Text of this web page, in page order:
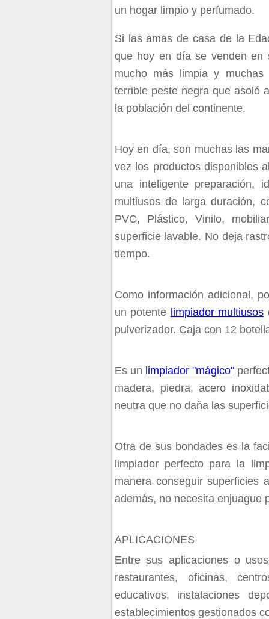
un hogar limpio y perfumado.
Si las amas de casa de la
que hoy en día se venden en
mucho más limpia y
terrible peste negra que asoló
la población del continente.
Hoy en día, son muchas las
vez los productos disponibles
una inteligente preparación,
multiusos de larga duración,
PVC, Plástico, Vinilo,
superficie lavable. No deja
tiempo.
Como información adicional,
un potente limpiador multiusos
pulverizador. Caja con 12
Es un limpiador "mágico"
madera, piedra, acero
neutra que no daña las
Otra de sus bondades es la
limpiador perfecto para la
manera conseguir superficies
además, no necesita enjuague
APLICACIONES
Entre sus aplicaciones o
restaurantes, oficinas,
educativos, instalaciones
establecimientos gestionados